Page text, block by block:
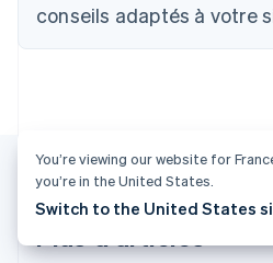
conseils adaptés à votre
Plus d'articles
English Français
Chine continentale
EnglishItaliano
Danemark
English
Émirats arabes unis
English
You’re viewing our website for
you’re in the United States.
Switch to the United States